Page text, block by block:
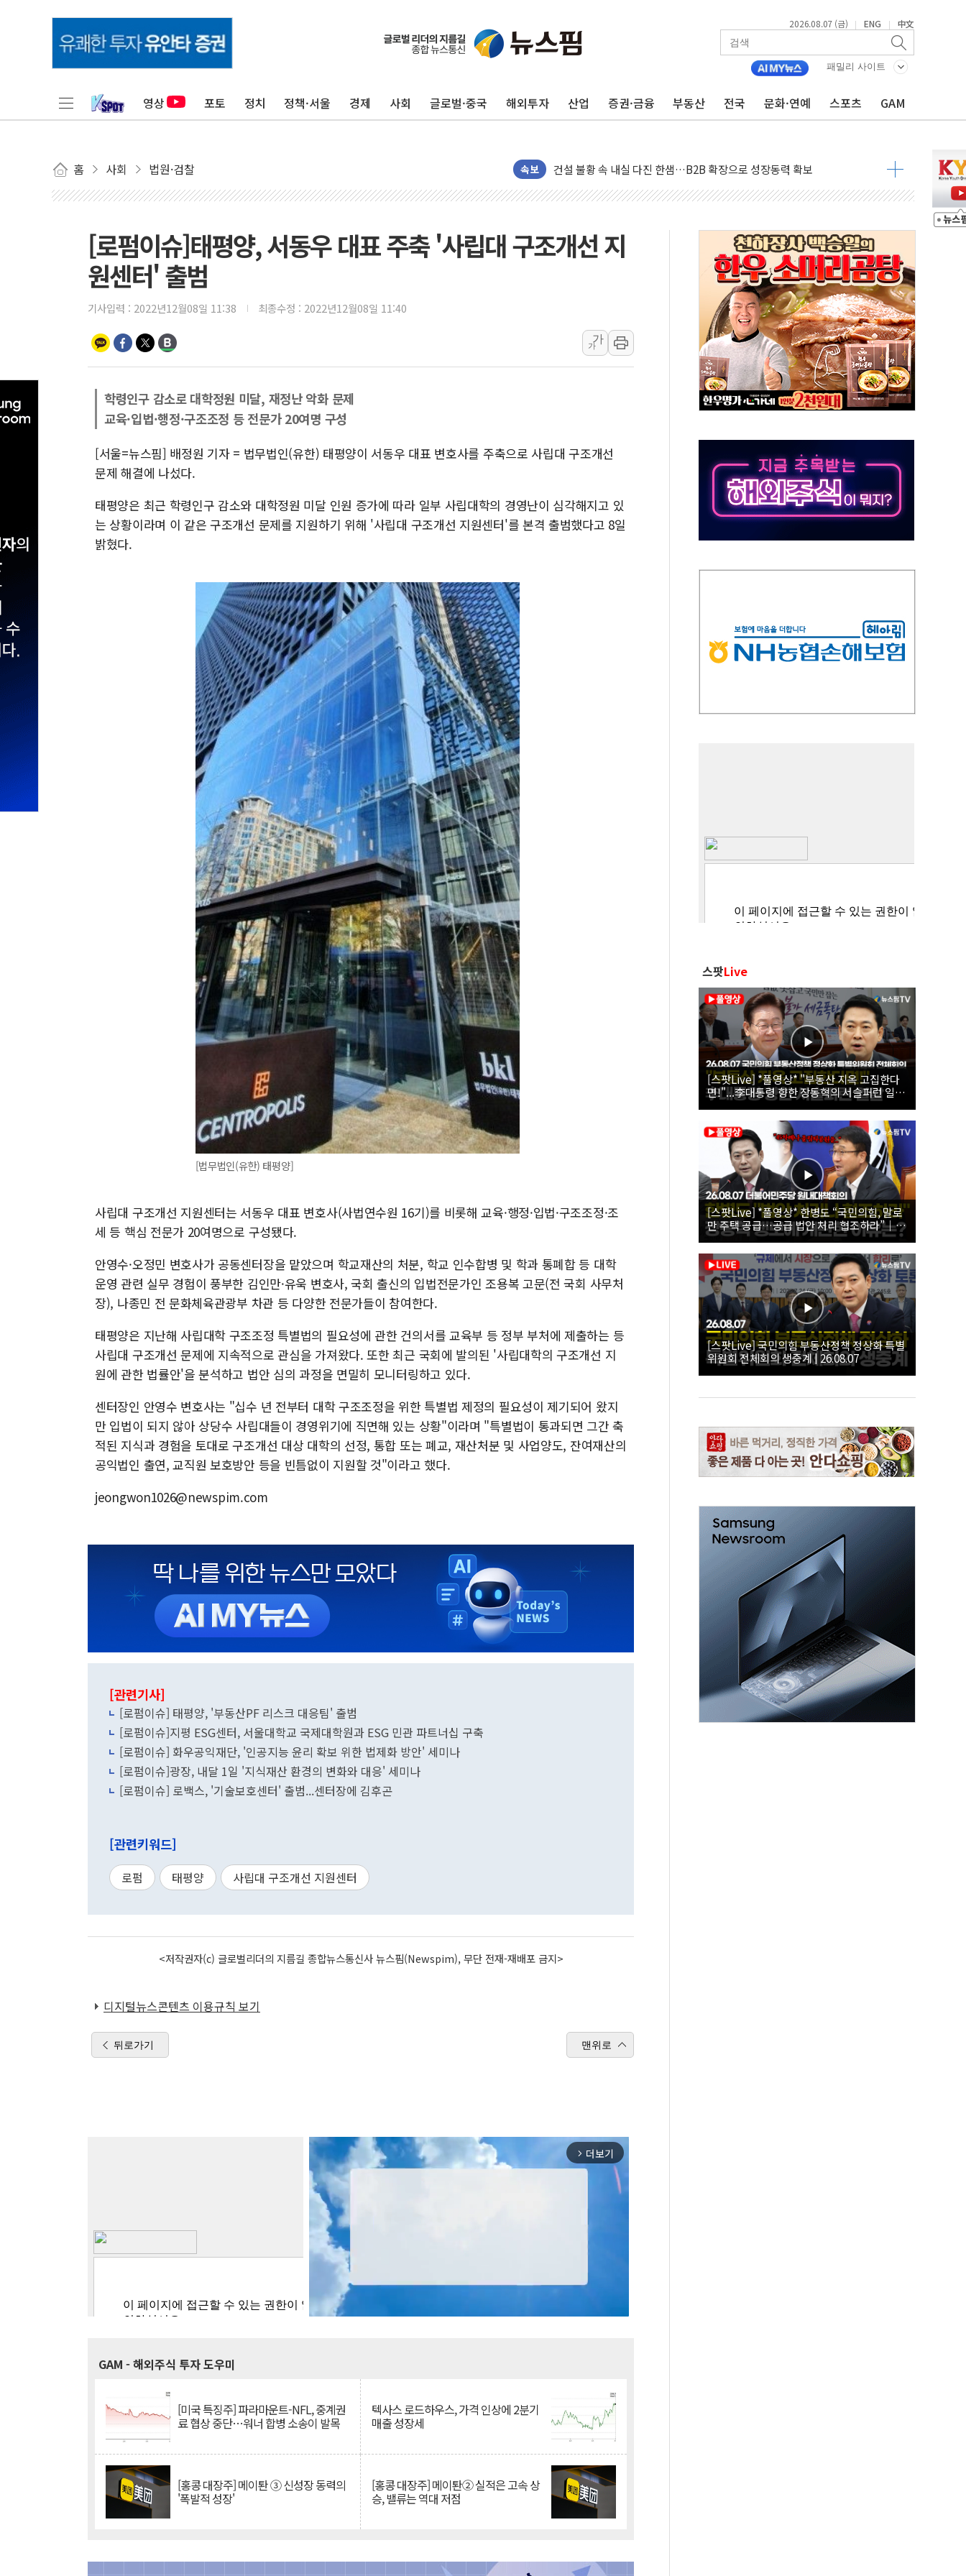
2026.08.07 (금) | ENG | 中文
패밀리 사이트
영상 포토 정치 정책·서울 경제 사회 글로벌·중국 해외투자 산업 증권·금융 부동산 전국 문화·연예 스포츠 GAM
홈 사회 법원·검찰 속보
박홍근 "국가재정시스템 안정성 한순간도 흔들려선 안돼"
우리자산운용, MMF 순자산 30조 돌파…증시 급락에 업계 1위
TBH글로벌, 상반기 매출 1006억원…전년비 13.9% 증가
건설 불황 속 내실 다진 한샘…B2B 확장으로 성장동력 확보
"내년 메모리 물량 동났다"…선수금 내걸고 확보 전쟁
관광객 3000만명 목표인데…외국인 숙박 부가세 환급 앞당겨 종료
[뉴스핌 이 시각 PICK] 축구협회 성접대 기간, 대표팀 무패 外
美 정보 당국 "푸틴, 몇 년 내 NATO 결속력 시험하려 한정적 침공 가능성"
인도, 바이오가스 생산에 3.5조원 투입키로...'에너지 자립' 일환
서울시, 정비사업으로 주택 36% 늘었다...공급부족 전 시장 규제 탓 커
신인류콘텐츠, 핀란드 AI 기업 Audission Oy와 운영 파트너십 체결
"일부 존치" vs "전면 개발"…서리풀2구역 갈등, 협의 테이블에
[AI 카드뉴스] 기후변화가 바꾼 대한민국 여름
국민의힘 윤리위, '부산 돌려차기 발언' 논란 서범수·진종오 징계절차 개시
전남광주 구례 산불 32분 만에 주불 진화...인명피해 없어
캠코, 5918억원 규모 압류재산 1506건 공매
[로펌이슈]태평양, 서동우 대표 주축 '사립대 구조개선 지
원센터' 출범
기사입력 : 2022년12월08일 11:38 최종수정 : 2022년12월08일 11:40
가
가
학령인구 감소로 대학정원 미달, 재정난 악화 문제
교육·입법·행정·구조조정 등 전문가 20여명 구성
[서울=뉴스핌] 배정원 기자 = 법무법인(유한) 태평양이 서동우 대표 변호사를 주축으로 사립대 구조개선
문제 해결에 나섰다.
태평양은 최근 학령인구 감소와 대학정원 미달 인원 증가에 따라 일부 사립대학의 경영난이 심각해지고 있
는 상황이라며 이 같은 구조개선 문제를 지원하기 위해 '사립대 구조개선 지원센터'를 본격 출범했다고 8일
밝혔다.
[법무법인(유한) 태평양]
사립대 구조개선 지원센터는 서동우 대표 변호사(사법연수원 16기)를 비롯해 교육·행정·입법·구조조정·조
세 등 핵심 전문가 20여명으로 구성됐다.
안영수·오정민 변호사가 공동센터장을 맡았으며 학교재산의 처분, 학교 인수합병 및 학과 통폐합 등 대학
운영 관련 실무 경험이 풍부한 김인만·유욱 변호사, 국회 출신의 입법전문가인 조용복 고문(전 국회 사무처
장), 나종민 전 문화체육관광부 차관 등 다양한 전문가들이 참여한다.
태평양은 지난해 사립대학 구조조정 특별법의 필요성에 관한 건의서를 교육부 등 정부 부처에 제출하는 등
사립대 구조개선 문제에 지속적으로 관심을 가져왔다. 또한 최근 국회에 발의된 '사립대학의 구조개선 지
원에 관한 법률안'을 분석하고 법안 심의 과정을 면밀히 모니터링하고 있다.
센터장인 안영수 변호사는 "십수 년 전부터 대학 구조조정을 위한 특별법 제정의 필요성이 제기되어 왔지
만 입법이 되지 않아 상당수 사립대들이 경영위기에 직면해 있는 상황"이라며 "특별법이 통과되면 그간 축
적된 지식과 경험을 토대로 구조개선 대상 대학의 선정, 통합 또는 폐교, 재산처분 및 사업양도, 잔여재산의
공익법인 출연, 교직원 보호방안 등을 빈틈없이 지원할 것"이라고 했다.
jeongwon1026@newspim.com
[관련기사]
[로펌이슈] 태평양, '부동산PF 리스크 대응팀' 출범
[로펌이슈]지평 ESG센터, 서울대학교 국제대학원과 ESG 민관 파트너십 구축
[로펌이슈] 화우공익재단, '인공지능 윤리 확보 위한 법제화 방안' 세미나
[로펌이슈]광장, 내달 1일 '지식재산 환경의 변화와 대응' 세미나
[로펌이슈] 로백스, '기술보호센터' 출범...센터장에 김후곤
[관련키워드]
로펌 태평양 사립대 구조개선 지원센터
<저작권자(c) 글로벌리더의 지름길 종합뉴스통신사 뉴스핌(Newspim), 무단 전재-재배포 금지>
디지털뉴스콘텐츠 이용규칙 보기
뒤로가기 맨위로
arrow_forward_ios 더보기
GAM - 해외주식 투자 도우미
[미국 특징주] 파라마운트-NFL, 중계권
료 협상 중단…워너 합병 소송이 발목
텍사스 로드하우스, 가격 인상에 2분기
매출 성장세
[홍콩 대장주] 메이퇀 ③ 신성장 동력의
'폭발적 성장'
[홍콩 대장주] 메이퇀② 실적은 고속 상
승, 밸류는 역대 저점
스팟Live
[스팟Live] *풀영상* "부동산 지옥 고집한다
면!"...李대통령 향한 장동혁의 서슬퍼런 일갈
| 26.08.07 국민의힘 부동산정책 정상화 특별
위원회 전체회의
[스팟Live] *풀영상* 한병도 “국민의힘, 말로
만 주택 공급…공급 법안 처리 협조하라”｜
26.08.07 더불어민주당 원내대책회의
[스팟Live] 국민의힘 부동산정책 정상화 특별
위원회 전체회의 생중계 | 26.08.07